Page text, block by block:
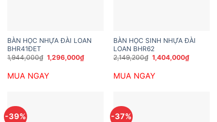
BÀN HỌC NHỰA ĐÀI LOAN
BHR41ĐET
1,944,000₫ Giá
gốc
1,944,000₫.
1,296,000₫Giá
hiện
MUA NGAY
BÀN HỌC SINH NHỰA ĐÀI
LOAN BHR62
2,149,200₫ Giá
gốc
2,149,200₫.
1,404,000₫Giá
hiện
MUA NGAY
-39% -37%